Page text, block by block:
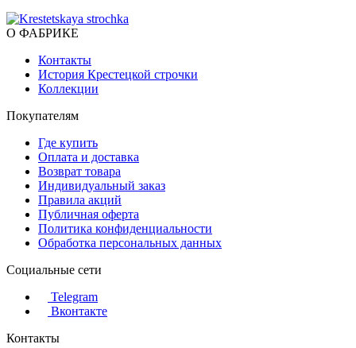
О ФАБРИКЕ
Контакты
История Крестецкой строчки
Коллекции
Покупателям
Где купить
Оплата и доставка
Возврат товара
Индивидуальный заказ
Правила акций
Публичная оферта
Политика конфиденциальности
Обработка персональных данных
Социальные сети
Telegram
Вконтакте
Контакты